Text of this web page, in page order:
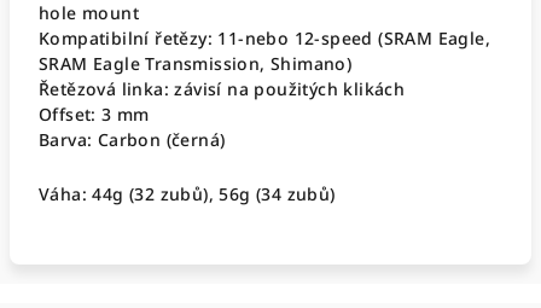
hole mount
Kompatibilní řetězy: 11-nebo 12-speed (SRAM Eagle,
SRAM Eagle Transmission, Shimano)
Řetězová linka: závisí na použitých klikách
Offset: 3 mm
Barva: Carbon (černá)
Váha: 44g (32 zubů), 56g (34 zubů)